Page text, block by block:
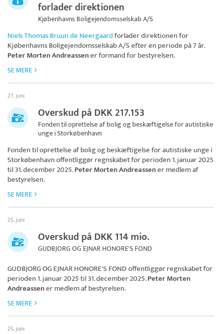
forlader direktionen
Kjøbenhavns Boligejendomsselskab A/S
Niels Thomas Bruun de Neergaardforlader direktionen for
Kjøbenhavns Boligejendomsselskab A/Sefter en periode på 7 år.
Peter Morten Andreassener formand for bestyrelsen.
SE MERE
27. juni
Overskud på DKK 217.153
Fonden til oprettelse af bolig og beskæftigelse for autistiske
unge i Storkøbenhavn
Fonden til oprettelse af bolig og beskæftigelse for autistiske unge i
Storkøbenhavnoffentliggør regnskabet for perioden 1. januar 2025
til 31. december 2025.Peter Morten Andreassener medlem af
bestyrelsen.
SE MERE
25. juni
Overskud på DKK 114 mio.
GUDBJORG OG EJNAR HONORE'S FOND
GUDBJORG OG EJNAR HONORE'S FONDoffentliggør regnskabet for
perioden 1. januar 2025 til 31. december 2025.Peter Morten
Andreassener medlem af bestyrelsen.
SE MERE
25. juni